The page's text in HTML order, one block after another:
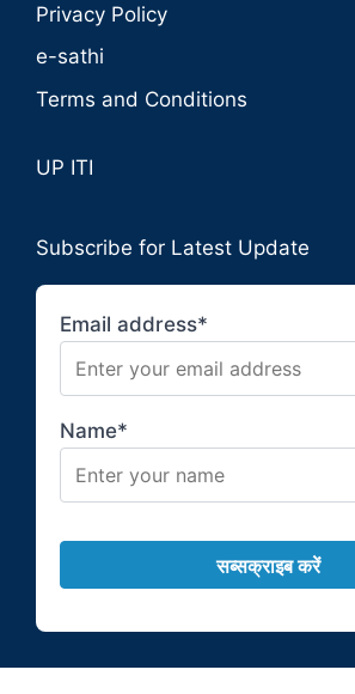
Privacy Policy
e-sathi
Terms and Conditions
UP ITI
Subscribe for Latest Update
Email address*
Name*